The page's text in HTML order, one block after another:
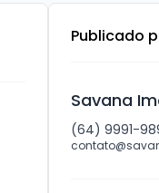
Publicado
Savana
(64) 9991-